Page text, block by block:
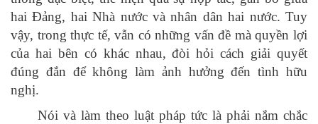
hai Đảng, hai Nhà nước và nhân dân hai nước. Tuy
vậy, trong thực tế, vẫn có những vấn đề mà quyền lợi
của hai bên có khác nhau, đòi hỏi cách giải quyết
đúng đắn để không làm ảnh hưởng đến tình hữu
nghị.
Nói và làm theo luật pháp tức là phải nắm chắc